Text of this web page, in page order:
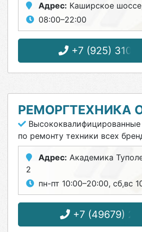
Адрес: Каширское
08:00–22:00
+7 (925) 310-
РЕМОРГТЕХНИКА
по ремонту техники всех
Адрес: Академика
2
пн-пт 10:00–20:00, сб,вс
+7 (49679) 2-